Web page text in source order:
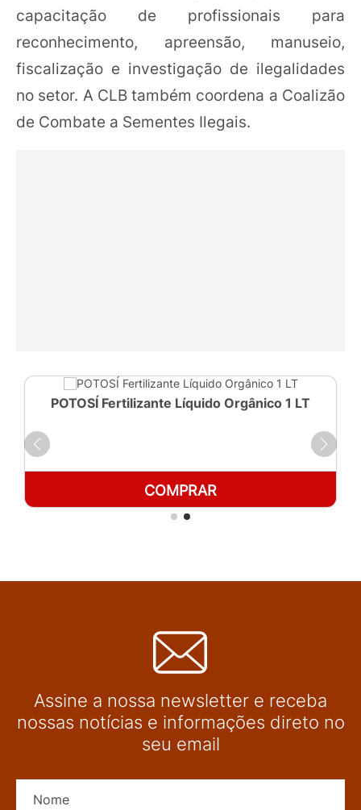
capacitação de profissionais para
reconhecimento, apreensão, manuseio,
fiscalização e investigação de ilegalidades
no setor. A CLB também coordena a Coalizão
de Combate a Sementes Ilegais.
POTOSÍ Fertilizante Líquido Orgânico 1 LT
COMPRAR
Assine a nossa newsletter e receba
nossas notícias e informações direto no
seu email